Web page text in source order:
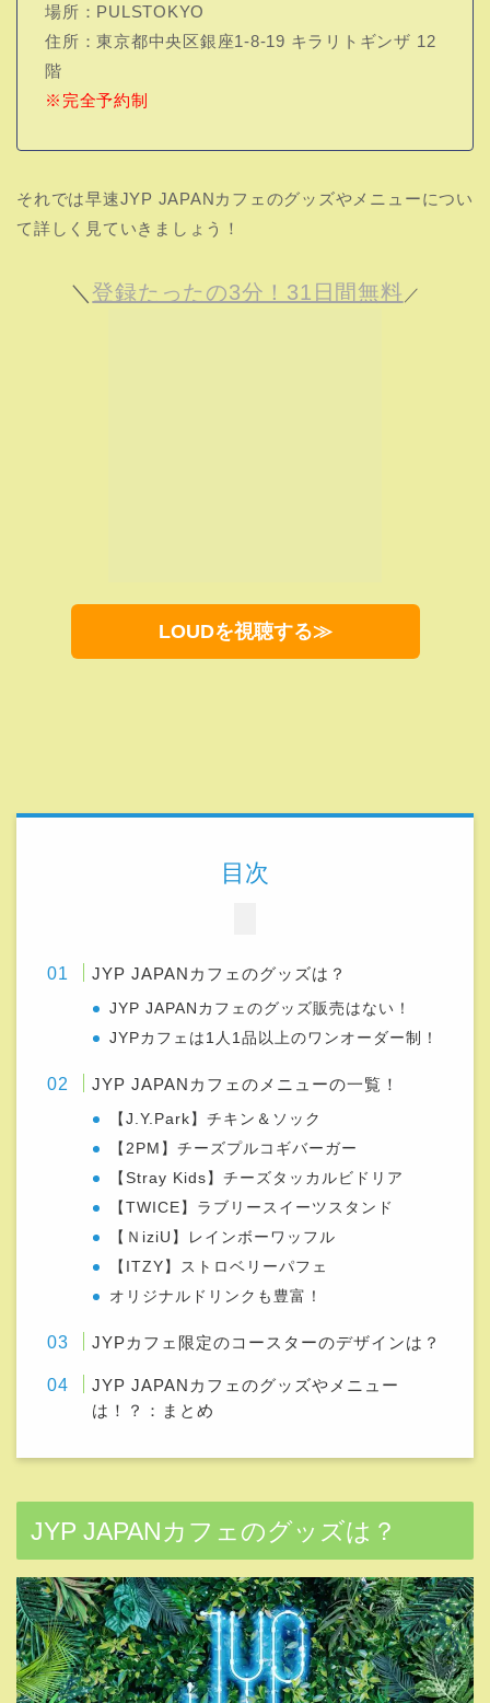
場所：PULSTOKYO
住所：東京都中央区銀座1-8-19 キラリトギンザ 12
階
※完全予約制
それでは早速JYP JAPANカフェのグッズやメニューについ
て詳しく見ていきましょう！
＼ 登録たったの3分！31日間無料 ／
目次
JYP JAPANカフェのメニューの一覧！
【2PM】チーズプルコギバーガー
【ＮiziU】レインボーワッフル
JYP JAPANカフェのグッズやメニュー
は！？：まとめ
JYP JAPANカフェのグッズは？
引用元:JYP JAPAN CAFE
JYP JAPANのポップアップカフェは今回が初出店で早くも
盛り上がっていますね！